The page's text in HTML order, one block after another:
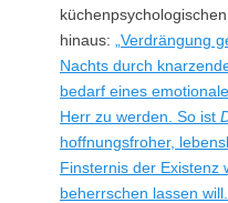
hinaus:
„Verdrängung
Nachts durch
bedarf eines
Herr zu werden. So ist
hoffnungsfroher,
Finsternis der Existenz
beherrschen lassen